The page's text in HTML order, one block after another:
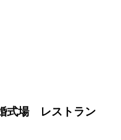
場 レストラン